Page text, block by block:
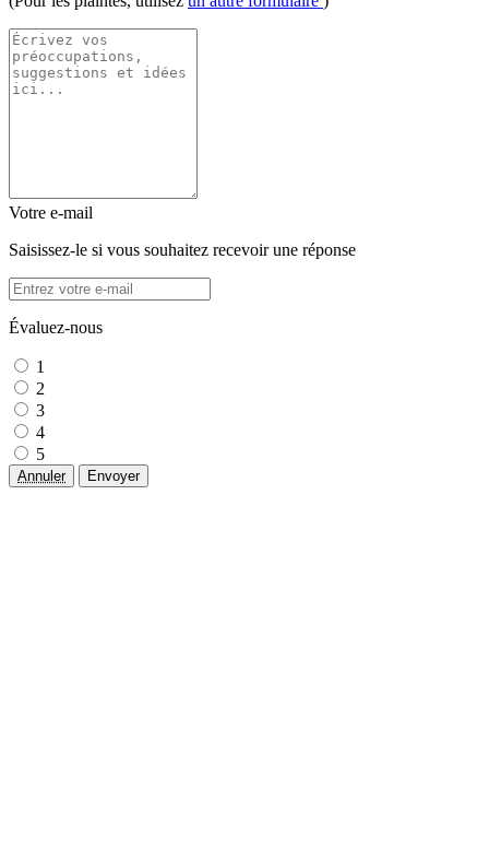
Votre e-mail
Saisissez-le si vous souhaitez recevoir une réponse
Évaluez-nous
1
2
3
4
5
Annuler Envoyer